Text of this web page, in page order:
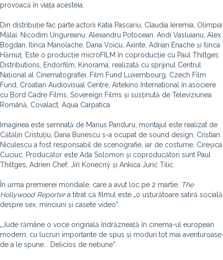
provoacă în viața acesteia.
Din distribuție fac parte actorii Katia Pascariu, Claudia Ieremia, Olimpia
Mălai, Nicodim Ungureanu, Alexandru Potocean, Andi Vasluianu, Alex
Bogdan, Ilinca Manolache, Dana Voicu, Axinte, Adrian Enache și Ilinca
Hărnuț. Este o producție microFILM în coproducție cu Paul Thiltges
Distributions, Endorfilm, Kinorama, realizată cu sprijinul Centrul
Național al Cinematografiei, Film Fund Luxembourg, Czech Film
Fund, Croatian Audiovisual Centre, Artekino International în asociere
cu Bord Cadre Films, Sovereign Films și susținută de Televiziunea
Română, Covalact, Aqua Carpatica.
Imaginea este semnată de Marius Panduru, montajul este realizat de
Cătălin Cristuțiu, Dana Bunescu s-a ocupat de sound design, Cristian
Niculescu a fost responsabil de scenografie, iar de costume, Cireșica
Cuciuc. Producător este Ada Solomon și coproducători sunt Paul
Thiltges, Adrien Chef, Jiří Konečný și Ankica Jurić Tilić.
În urma premierei mondiale, care a avut loc pe 2 martie, The
Hollywood Reportera titrat că filmul este „o usturătoare satiră socială
despre sex, minciuni și casete video”.
„Jude rămâne o voce originală îndrăzneață în cinema-ul european
modern, cu lucruri importante de spus și moduri tot mai aventuroase
de a le spune... Delicios de nebune”.